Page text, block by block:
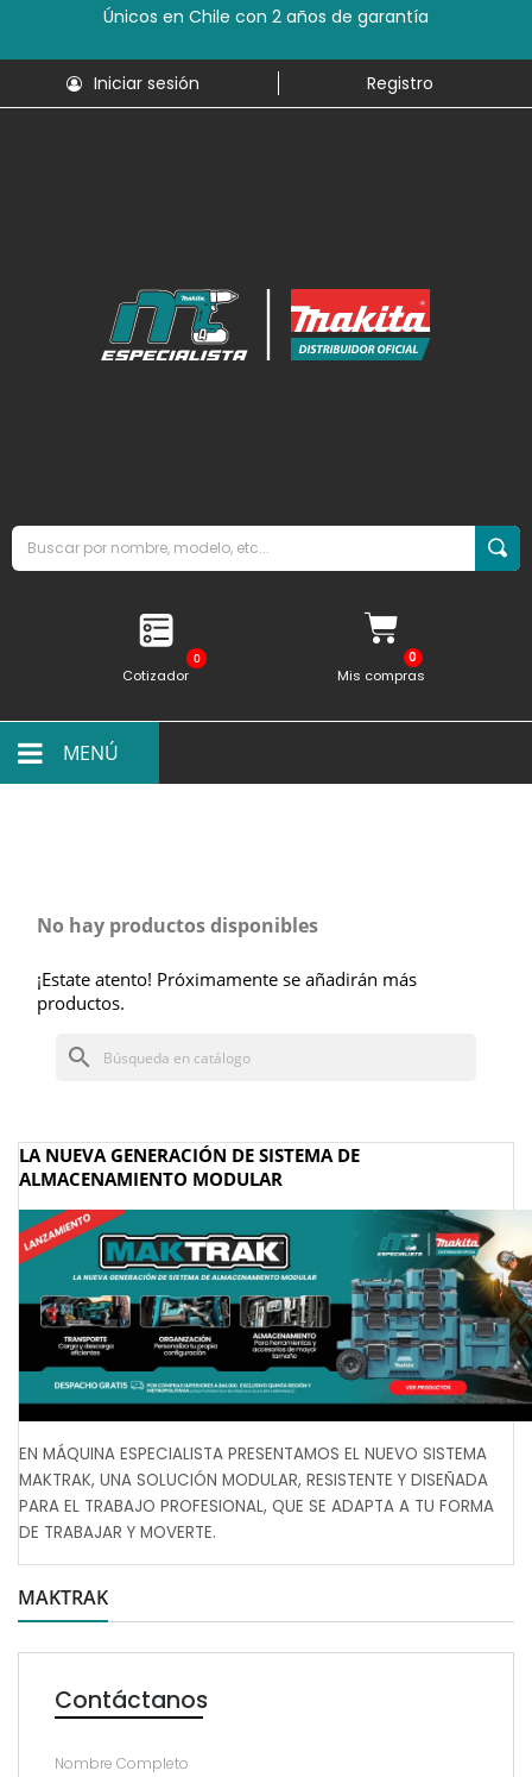
Únicos en Chile con 2 años de garantía
Iniciar sesión Registro
0
Cotizador Mis compras
MENÚ
MAKTRAK
Contáctanos
No hay productos disponibles
¡Estate atento! Próximamente se añadirán más
productos.
search
LA NUEVA GENERACIÓN DE SISTEMA DE
ALMACENAMIENTO MODULAR
EN MÁQUINA ESPECIALISTA PRESENTAMOS EL NUEVO SISTEMA
MAKTRAK, UNA SOLUCIÓN MODULAR, RESISTENTE Y DISEÑADA
PARA EL TRABAJO PROFESIONAL, QUE SE ADAPTA A TU FORMA
DE TRABAJAR Y MOVERTE.